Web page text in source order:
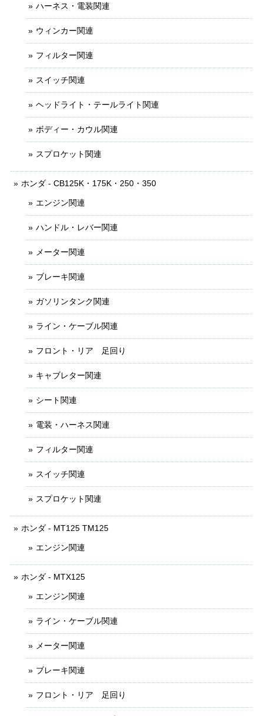
ハーネス・電装関連
ウィンカー関連
フィルター関連
スイッチ関連
ヘッドライト・テールライト関連
ボディー・カウル関連
スプロケット関連
ホンダ - CB125K・175K・250・350
エンジン関連
ハンドル・レバー関連
メーター関連
ブレーキ関連
ガソリンタンク関連
ライン・ケーブル関連
フロント・リア 足回り
キャブレター関連
シート関連
電装・ハーネス関連
フィルター関連
スイッチ関連
スプロケット関連
ホンダ - MT125 TM125
エンジン関連
ホンダ - MTX125
エンジン関連
ライン・ケーブル関連
メーター関連
ブレーキ関連
フロント・リア 足回り